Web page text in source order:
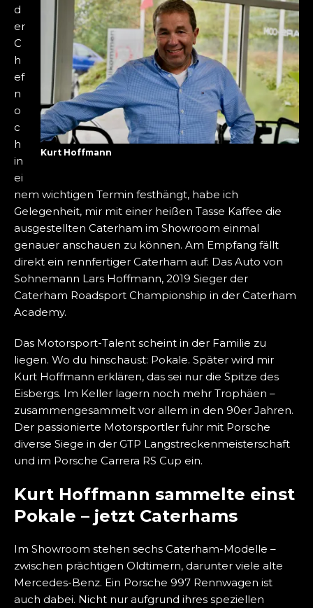
Kurt Hoffmann
d
er
C
h
ef
n
o
c
h
in
ei
nem wichtigen Termin festhängt, habe ich
Gelegenheit, mir mit einer heißen Tasse Kaffee die
ausgestellten Caterham im Showroom einmal
genauer anschauen zu können. Am Empfang fällt
direkt ein rennfertiger Caterham auf: Das Auto von
Sohnemann Lars Hoffmann, 2019 Sieger der
Caterham Roadsport Championship in der Caterham
Academy.
Das Motorsport-Talent scheint in der Familie zu
liegen. Wo du hinschaust: Pokale. Später wird mir
Kurt Hoffmann erklären, das sei nur die Spitze des
Eisbergs. Im Keller lagern noch mehr Trophäen –
zusammengesammelt vor allem in den 90er Jahren.
Der passionierte Motorsportler fuhr mit Porsche
diverse Siege in der GTP Langstreckenmeisterschaft
und im Porsche Carrera RS Cup ein.
Kurt Hoffmann sammelte einst
Pokale – jetzt Caterhams
Im Showroom stehen sechs Caterham-Modelle –
zwischen prächtigen Oldtimern, darunter viele alte
Mercedes-Benz. Ein Porsche 997 Rennwagen ist
auch dabei. Nicht nur aufgrund ihres speziellen